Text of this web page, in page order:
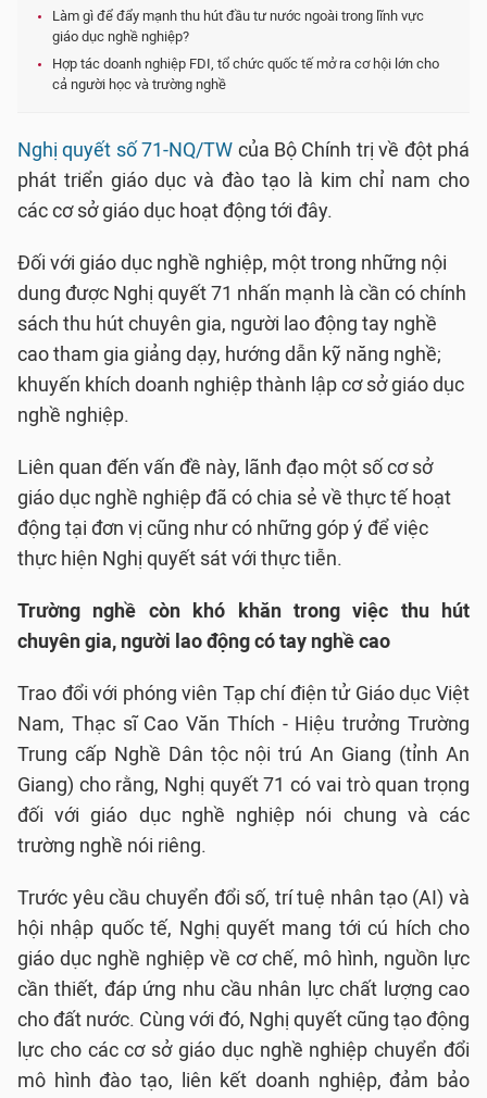
Làm gì để đẩy mạnh thu hút đầu tư nước ngoài trong lĩnh vực
giáo dục nghề nghiệp?
Hợp tác doanh nghiệp FDI, tổ chức quốc tế mở ra cơ hội lớn cho
cả người học và trường nghề
Nghị quyết số 71-NQ/TW của Bộ Chính trị về đột phá
phát triển giáo dục và đào tạo là kim chỉ nam cho
các cơ sở giáo dục hoạt động tới đây.
Đối với giáo dục nghề nghiệp, một trong những nội
dung được Nghị quyết 71 nhấn mạnh là cần có chính
sách thu hút chuyên gia, người lao động tay nghề
cao tham gia giảng dạy, hướng dẫn kỹ năng nghề;
khuyến khích doanh nghiệp thành lập cơ sở giáo dục
nghề nghiệp.
Liên quan đến vấn đề này, lãnh đạo một số cơ sở
giáo dục nghề nghiệp đã có chia sẻ về thực tế hoạt
động tại đơn vị cũng như có những góp ý để việc
thực hiện Nghị quyết sát với thực tiễn.
Trường nghề còn khó khăn trong việc thu hút
chuyên gia, người lao động có tay nghề cao
Trao đổi với phóng viên Tạp chí điện tử Giáo dục Việt
Nam, Thạc sĩ Cao Văn Thích - Hiệu trưởng Trường
Trung cấp Nghề Dân tộc nội trú An Giang (tỉnh An
Giang) cho rằng, Nghị quyết 71 có vai trò quan trọng
đối với giáo dục nghề nghiệp nói chung và các
trường nghề nói riêng.
Trước yêu cầu chuyển đổi số, trí tuệ nhân tạo (AI) và
hội nhập quốc tế, Nghị quyết mang tới cú hích cho
giáo dục nghề nghiệp về cơ chế, mô hình, nguồn lực
cần thiết, đáp ứng nhu cầu nhân lực chất lượng cao
cho đất nước. Cùng với đó, Nghị quyết cũng tạo động
lực cho các cơ sở giáo dục nghề nghiệp chuyển đổi
mô hình đào tạo, liên kết doanh nghiệp, đảm bảo